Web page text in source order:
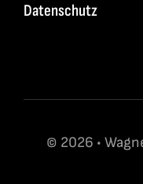
Datenschutz
© 2026 •